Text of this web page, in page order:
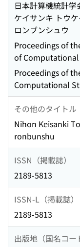
日本計算機統計
ケイサンキ トウ
ロンブンシュウ
Proceedings of
of
Proceedings of
Computational
その他のタイトル
Nihon Keisanki
ronbunshu
ISSN（掲載誌）
2189-5813
ISSN-L（掲載誌）
2189-5813
出版地（国名コー